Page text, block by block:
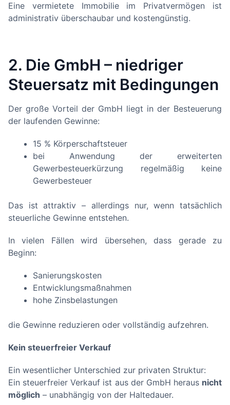
Eine vermietete Immobilie im Privatvermögen ist
administrativ überschaubar und kostengünstig.
2. Die GmbH – niedriger
Steuersatz mit Bedingungen
Der große Vorteil der GmbH liegt in der Besteuerung
der laufenden Gewinne:
15 % Körperschaftsteuer
bei Anwendung der erweiterten
Gewerbesteuerkürzung regelmäßig keine
Gewerbesteuer
Das ist attraktiv – allerdings nur, wenn tatsächlich
steuerliche Gewinne entstehen.
In vielen Fällen wird übersehen, dass gerade zu
Beginn:
Sanierungskosten
Entwicklungsmaßnahmen
hohe Zinsbelastungen
die Gewinne reduzieren oder vollständig aufzehren.
Kein steuerfreier Verkauf
Ein wesentlicher Unterschied zur privaten Struktur:
Ein steuerfreier Verkauf ist aus der GmbH heraus nicht
möglich – unabhängig von der Haltedauer.